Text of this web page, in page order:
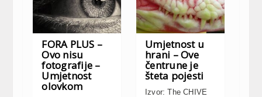
FORA PLUS –
Ovo nisu
fotografije –
Umjetnost
olovkom
Umjetnost u
hrani – Ove
čentrune je
šteta pojesti
Izvor: The CHIVE